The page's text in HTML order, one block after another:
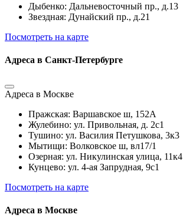
Дыбенко: Дальневосточный пр., д.13
Звездная: Дунайский пр., д.21
Посмотреть на карте
Адреса в Санкт-Петербурге
Адреса в Москве
Пражская: Варшавское ш, 152А
Жулебино: ул. Привольная, д. 2с1
Тушино: ул. Василия Петушкова, 3к3
Мытищи: Волковское ш, вл17/1
Озерная: ул. Никулинская улица, 11к4
Кунцево: ул. 4-ая Запрудная, 9с1
Посмотреть на карте
Адреса в Москве